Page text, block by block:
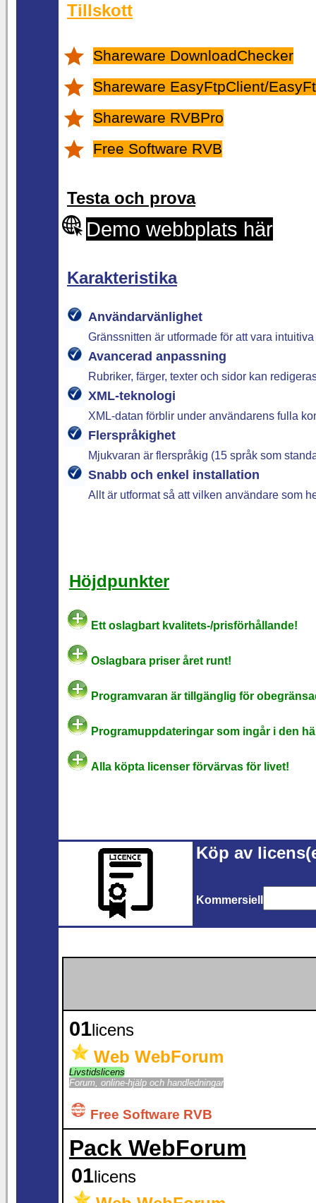
Tillskott
Shareware DownloadChecker
Shareware EasyFtpClient/
Shareware RVBPro
Free Software RVB
Testa och prova
Demo webbplats här
Karakteristika
Användarvänlighet
Gränssnitten är utformade för att vara
Avancerad anpassning
Rubriker, färger, texter och sidor kan
XML-teknologi
XML-datan förblir under användarens fulla
Flerspråkighet
Mjukvaran är flerspråkig (15 språk som
Snabb och enkel installation
Allt är utformat så att vilken användare som
Höjdpunkter
Ett oslagbart kvalitets-/prisförhållande!
Oslagbara priser året runt!
Programvaran är tillgänglig för
Programuppdateringar som ingår i den
Alla köpta licenser förvärvas för livet!
Köp av
Kommersiell
01licens
Web WebForum
Livstidslicens
Forum, online-hjälp och handledningar
Free Software RVB
Pack WebForum
01licens